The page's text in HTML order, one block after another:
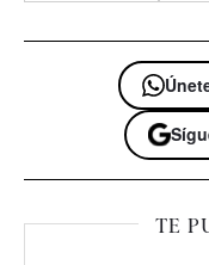
TE